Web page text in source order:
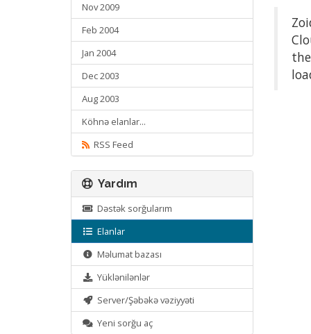
Nov 2009
Feb 2004
Jan 2004
Dec 2003
Aug 2003
Köhnə elanlar...
RSS Feed
Yardım
Dəstək sorğularım
Elanlar
Məlumat bazası
Yüklənilənlər
Server/Şəbəkə vəziyyəti
Yeni sorğu aç